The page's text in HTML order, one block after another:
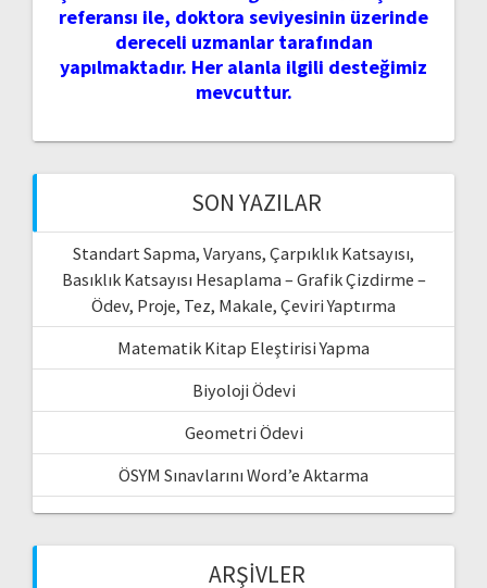
referansı ile, doktora seviyesinin üzerinde
dereceli uzmanlar tarafından
yapılmaktadır. Her alanla ilgili desteğimiz
mevcuttur.
SON YAZILAR
Standart Sapma, Varyans, Çarpıklık Katsayısı,
Basıklık Katsayısı Hesaplama – Grafik Çizdirme –
Ödev, Proje, Tez, Makale, Çeviri Yaptırma
Matematik Kitap Eleştirisi Yapma
Biyoloji Ödevi
Geometri Ödevi
ÖSYM Sınavlarını Word’e Aktarma
ARŞIVLER